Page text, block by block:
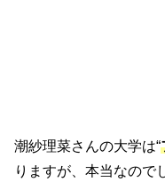
潮紗理菜さんの大学は“
りますが、本当なので